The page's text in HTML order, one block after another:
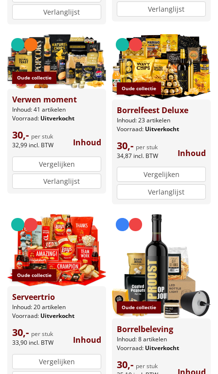
Verlanglijst
Verlanglijst
Oude collectie
Verwen moment
Inhoud: 41 artikelen
Voorraad: Uitverkocht
30,- per stuk
32,99 incl. BTW Inhoud
Vergelijken
Verlanglijst
Oude collectie
Borrelfeest Deluxe
Inhoud: 23 artikelen
Voorraad: Uitverkocht
30,- per stuk
34,87 incl. BTW Inhoud
Vergelijken
Verlanglijst
Oude collectie
Serveertrio
Inhoud: 20 artikelen
Voorraad: Uitverkocht
30,- per stuk
33,90 incl. BTW Inhoud
Vergelijken
Oude collectie
Borrelbeleving
Inhoud: 8 artikelen
Voorraad: Uitverkocht
30,- per stuk